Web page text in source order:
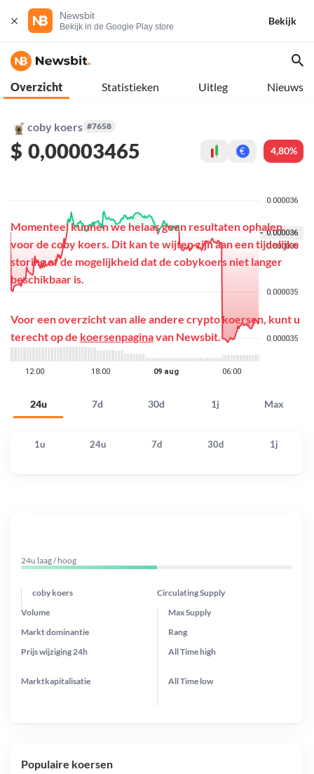
Newsbit
Bekijk in de Google Play store
Bekijk
Overzicht Statistieken Uitleg Nieuws
coby koers #7658
$ 0,00003465 € 4,80%
24u 7d 30d 1j Max
Momenteel kunnen we helaas geen resultaten ophalen
voor de coby koers. Dit kan te wijten zijn aan een tijdelijke
storing of de mogelijkheid dat de cobykoers niet langer
beschikbaar is.
Voor een overzicht van alle andere crypto koersen, kunt u
terecht op de koersenpaginavan Newsbit.
1u 24u 7d 30d 1j
24u laag / hoog
coby koers Circulating Supply
Prijs wijziging 24h
Max Supply
Markt dominantie
Marktkapitalisatie
Volume
Rang
All Timehigh
All Time low
Populaire koersen